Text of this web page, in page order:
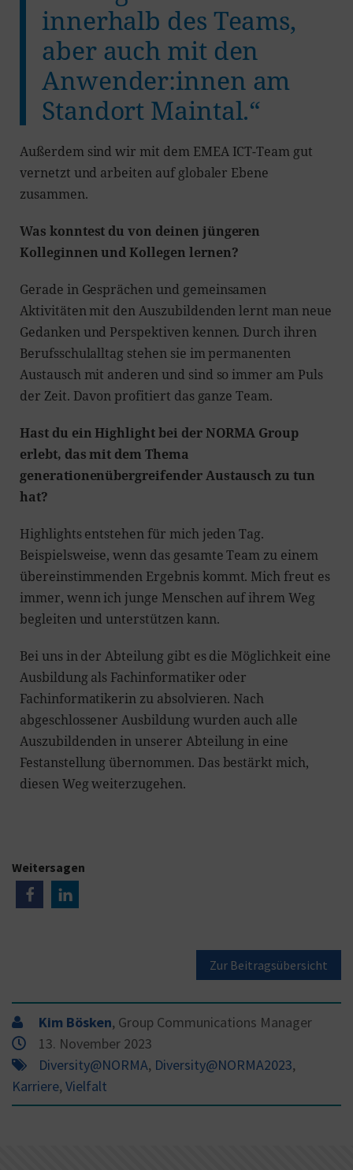
innerhalb des Teams,
aber auch mit den
Anwender:innen am
Standort Maintal.“
Außerdem sind wir mit dem EMEA ICT-Team gut
vernetzt und arbeiten auf globaler Ebene
zusammen.
Was konntest du von deinen jüngeren
Kolleginnen und Kollegen lernen?
Gerade in Gesprächen und gemeinsamen
Aktivitäten mit den Auszubildenden lernt man neue
Gedanken und Perspektiven kennen. Durch ihren
Berufsschulalltag stehen sie im permanenten
Austausch mit anderen und sind so immer am Puls
der Zeit. Davon profitiert das ganze Team.
Hast du ein Highlight bei der NORMA Group
erlebt, das mit dem Thema
generationenübergreifender Austausch zu tun
hat?
Highlights entstehen für mich jeden Tag.
Beispielsweise, wenn das gesamte Team zu einem
übereinstimmenden Ergebnis kommt. Mich freut es
immer, wenn ich junge Menschen auf ihrem Weg
begleiten und unterstützen kann.
Bei uns in der Abteilung gibt es die Möglichkeit eine
Ausbildung als Fachinformatiker oder
Fachinformatikerin zu absolvieren. Nach
abgeschlossener Ausbildung wurden auch alle
Auszubildenden in unserer Abteilung in eine
Festanstellung übernommen. Das bestärkt mich,
diesen Weg weiterzugehen.
Weitersagen
Zur Beitragsübersicht
Kim Bösken, Group Communications Manager
13. November 2023
Diversity@NORMA, Diversity@NORMA2023,
Karriere, Vielfalt